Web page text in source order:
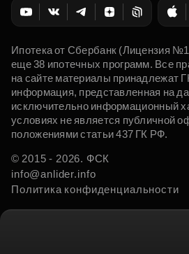
Ипотека от Сбербанк (Лицензия
еще 38 ипотечных программ. Все
на сайте материалы принадлежат
информация, представленная на
исключительно информационный
условиях не является публичной
положениями статьи 437 ГК РФ.
© 2015 - 2026. ФСК
info@anlider.info
Политика конфиденциальности